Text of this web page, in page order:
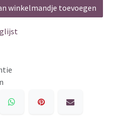
winkelmandje toevoegen